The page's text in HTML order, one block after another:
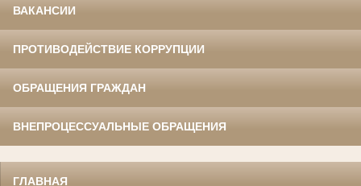
ВАКАНСИИ
ПРОТИВОДЕЙСТВИЕ КОРРУПЦИИ
ОБРАЩЕНИЯ ГРАЖДАН
ВНЕПРОЦЕССУАЛЬНЫЕ ОБРАЩЕНИЯ
ГЛАВНАЯ